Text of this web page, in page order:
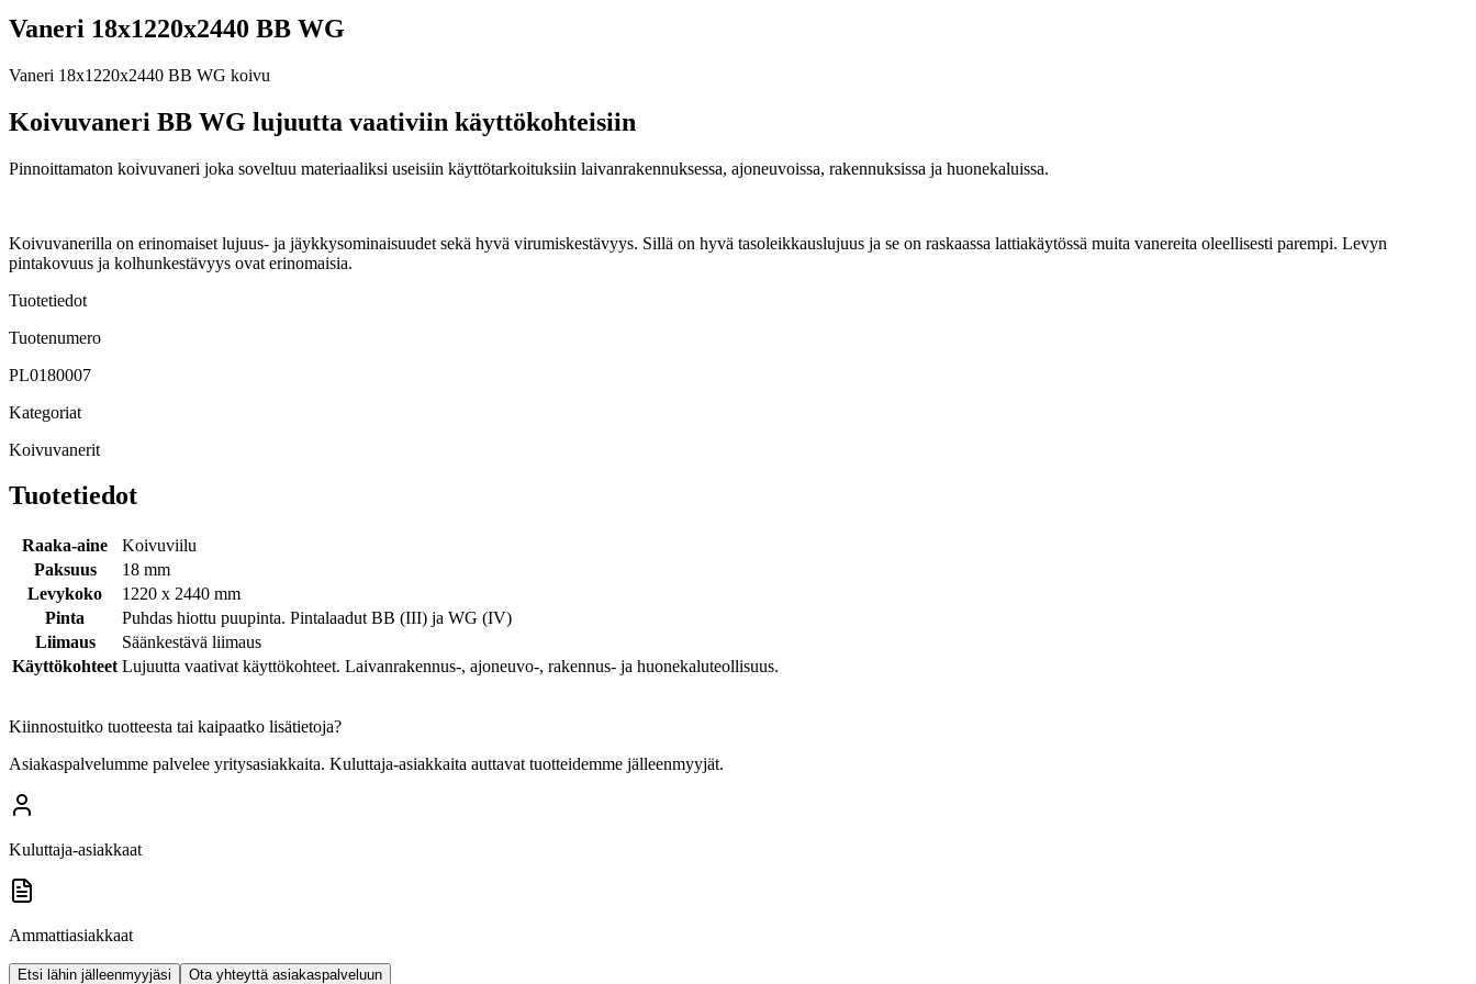
Vaneri 18x1220x2440 BB WG
Vaneri 18x1220x2440 BB WG koivu
Koivuvaneri BB WG lujuutta vaativiin käyttökohteisiin
Pinnoittamaton koivuvaneri joka soveltuu materiaaliksi useisiin käyttötarkoituksiin laivanrakennuksessa, ajoneuvoissa, rakennuksissa ja huonekaluissa.
Koivuvanerilla on erinomaiset lujuus- ja jäykkysominaisuudet sekä hyvä virumiskestävyys. Sillä on hyvä tasoleikkauslujuus ja se on raskaassa lattiakäytössä muita vanereita oleellisesti parempi. Levyn
pintakovuus ja kolhunkestävyys ovat erinomaisia.
Tuotetiedot
Tuotenumero
PL0180007
Kategoriat
Koivuvanerit
Tuotetiedot
Raaka-aine
Koivuviilu
Paksuus
18 mm
Levykoko
1220 x 2440 mm
Pinta
Puhdas hiottu puupinta. Pintalaadut BB (III) ja WG (IV)
Liimaus
Säänkestävä liimaus
Käyttökohteet Lujuutta vaativat käyttökohteet. Laivanrakennus-, ajoneuvo-, rakennus- ja huonekaluteollisuus.
Kiinnostuitko tuotteesta tai kaipaatko lisätietoja?
Asiakaspalvelumme palvelee yritysasiakkaita. Kuluttaja-asiakkaita auttavat tuotteidemme jälleenmyyjät.
Kuluttaja-asiakkaat
Ammattiasiakkaat
Etsi lähin jälleenmyyjäsi Ota yhteyttä asiakaspalveluun